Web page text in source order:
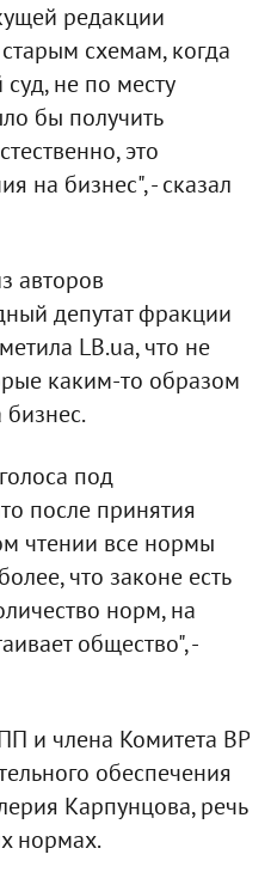
редакции
схемам, когда
не по месту
бы получить
это
на бизнес", - сказал
авторов
депутат фракции
LB.ua, что не
каким-то образом
под
после принятия
чтении все нормы
что законе есть
норм, на
общество", -
и члена Комитета ВР
обеспечения
Карпунцова, речь
нормах.